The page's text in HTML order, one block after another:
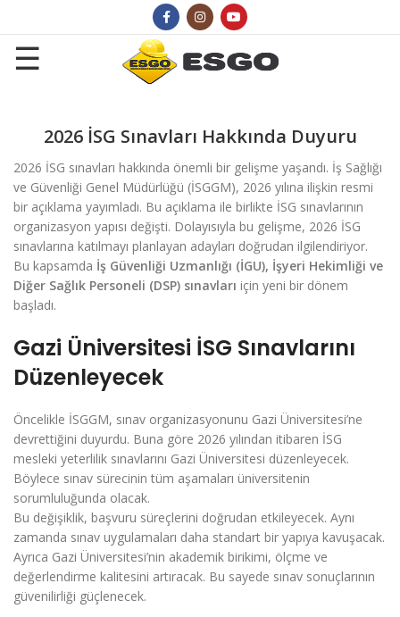
2026 İSG Sınavları Hakkında Duyuru
2026 İSG sınavları hakkında önemli bir gelişme yaşandı. İş Sağlığı
ve Güvenliği Genel Müdürlüğü (İSGGM), 2026 yılına ilişkin resmi
bir açıklama yayımladı. Bu açıklama ile birlikte İSG sınavlarının
organizasyon yapısı değişti. Dolayısıyla bu gelişme, 2026 İSG
sınavlarına katılmayı planlayan adayları doğrudan ilgilendiriyor.
Bu kapsamda İş Güvenliği Uzmanlığı (İGU), İşyeri Hekimliği ve
Diğer Sağlık Personeli (DSP) sınavları için yeni bir dönem
başladı.
Gazi Üniversitesi İSG Sınavlarını
Düzenleyecek
Öncelikle İSGGM, sınav organizasyonunu Gazi Üniversitesi’ne
devrettiğini duyurdu. Buna göre 2026 yılından itibaren İSG
mesleki yeterlilik sınavlarını Gazi Üniversitesi düzenleyecek.
Böylece sınav sürecinin tüm aşamaları üniversitenin
sorumluluğunda olacak.
Bu değişiklik, başvuru süreçlerini doğrudan etkileyecek. Aynı
zamanda sınav uygulamaları daha standart bir yapıya kavuşacak.
Ayrıca Gazi Üniversitesi’nin akademik birikimi, ölçme ve
değerlendirme kalitesini artıracak. Bu sayede sınav sonuçlarının
güvenilirliği güçlenecek.